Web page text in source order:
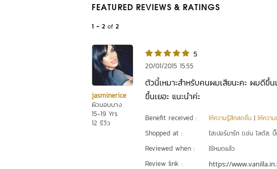
FEATURED REVIEWS & RATINGS
1 - 2 of 2
jasminerice
ผิวบอบบาง
15-19 Yrs
12 รีวิว
5
20/01/2015 15:55
ตัวนี้เหมาะสำหรับคนผมเสียนะคะ ผมดี
ขึ้นเยอะ แนะนำค่ะ
Benefit received : ให้ความรู้สึกสดชื่น | ให้ควา
Shopped at : ไฮเปอร์มาร์ท (เช่น โลตัส,
Reviewed when : ใช้หมดแล้ว
Review link : https://